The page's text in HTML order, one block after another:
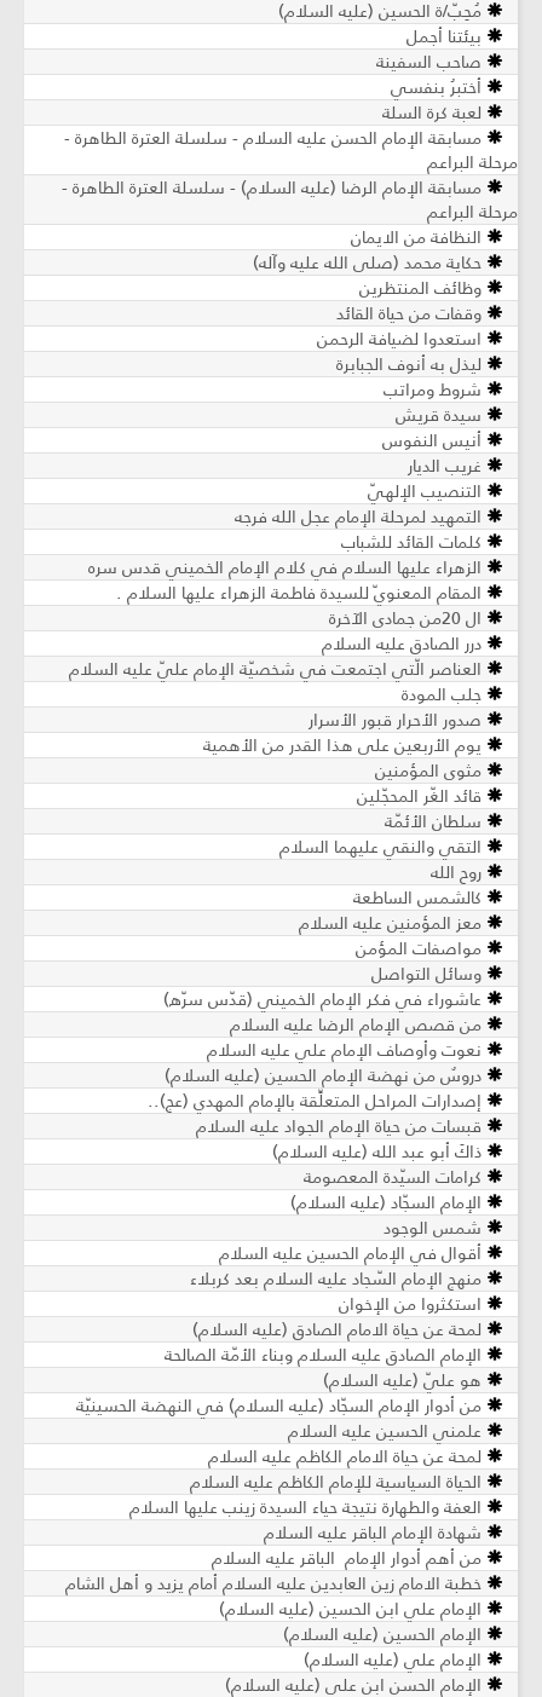
مُحِبّ/ة الحسين (عليه السلام)
بيئتنا أجمل
صاحب السفينة
أختبرُ بنفسي
لعبة كرة السلة
مسابقة الإمام الحسن عليه السلام - سلسلة العترة الطاهرة -
مرحلة البراعم
مسابقة الإمام الرضا (عليه السلام) - سلسلة العترة الطاهرة -
مرحلة البراعم
النظافة من الايمان
حكاية محمد (صلى الله عليه وآله)
وظائف المنتظرين
وقفات من حياة القائد
استعدوا لضيافة الرحمن
ليذل به أنوف الجبابرة
شروط ومراتب
سيدة قريش
أنيس النفوس
غريب الديار
التنصيب الإلهيّ
التمهيد لمرحلة الإمام عجل الله فرجه
كلمات القائد للشباب
الزهراء عليها السلام في كلام الإمام الخميني قدس سره
المقام المعنويّ للسيدة فاطمة الزهراء عليها السلام .
ال 20من جمادى الآخرة
درر الصادق عليه السلام
العناصر الّتي اجتمعت في شخصيّة الإمام عليّ عليه السلام
جلب المودة
صدور الأحرار قبور الأسرار
يوم الأربعين على هذا القدر من الأهمية
مثوى المؤمنين
قائد الغّر المحجّلين
سلطان الأئمّة
التقي والنقي عليهما السلام
روح الله
كالشمس الساطعة
معز المؤمنين عليه السلام
مواصفات المؤمن
وسائل التواصل
عاشوراء في فكر الإمام الخميني (قدّس سرّه)
من قصص الإمام الرضا عليه السلام
نعوت وأوصاف الإمام علي عليه السلام
دروسٌ من نهضة الإمام الحسين (عليه السلام)
إصدارات المراحل المتعلِّقة بالإمام المهدي (عج)..
قبسات من حياة الإمام الجواد عليه السلام
ذاكَ أبو عبد الله (عليه السلام)
كرامات السيّدة المعصومة
الإمام السجّاد (عليه السلام)
شمس الوجود
أقوال في الإمام الحسين عليه السلام
منهج الإمام السّجاد عليه السلام بعد كربلاء
استكثروا من الإخوان
لمحة عن حياة الامام الصادق (عليه السلام)
الإمام الصادق عليه السلام وبناء الأمّة الصالحة
هو عليّ (عليه السلام)
من أدوار الإمام السجّاد (عليه السلام) في النهضة الحسينيّة
علمني الحسين عليه السلام
لمحة عن حياة الامام الكاظم عليه السلام
الحياة السياسية للإمام الكاظم عليه السلام
العفة والطهارة نتيجة حياء السيدة زينب عليها السلام
شهادة الإمام الباقر عليه السلام
من أهم أدوار الإمام الباقر عليه السلام
خطبة الامام زين العابدين عليه السلام أمام يزيد و أهل الشام
الإمام علي ابن الحسين (عليه السلام)
الإمام الحسين (عليه السلام)
الإمام علي (عليه السلام)
الإمام الحسن ابن علي (عليه السلام)